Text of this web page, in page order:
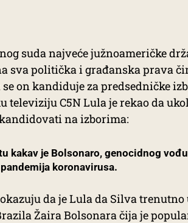
suda najveće južnoameričke
sva politička i građanska prava
on kandiduje za predsedničke
televiziju C5N Lula je rekao da
na izborima:
kakav je Bolsonaro, genocidnog
koronavirusa.
da je Lula da Silva
Žaira Bolsonara čija je